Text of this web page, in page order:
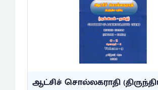
ஆட்சிச் சொல்லகராதி